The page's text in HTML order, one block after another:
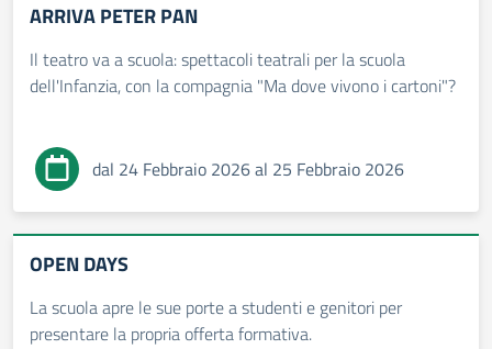
ARRIVA PETER PAN
Il teatro va a scuola: spettacoli teatrali per la scuola
dell'Infanzia, con la compagnia "Ma dove vivono i cartoni"?
dal 24 Febbraio 2026 al 25 Febbraio 2026
OPEN DAYS
La scuola apre le sue porte a studenti e genitori per
presentare la propria offerta formativa.